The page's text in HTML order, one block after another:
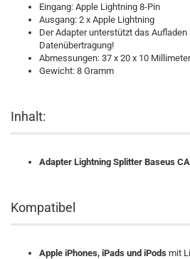
Eingang: Apple Lightning 8-Pin
Ausgang: 2 x Apple Lightning
Der Adapter unterstützt das Aufladen
Datenübertragung!
Abmessungen: 37 x 20 x 10 Millimeter
Gewicht: 8 Gramm
Inhalt:
Adapter Lightning Splitter Baseus
Kompatibel
Apple iPhones, iPads und iPods mit